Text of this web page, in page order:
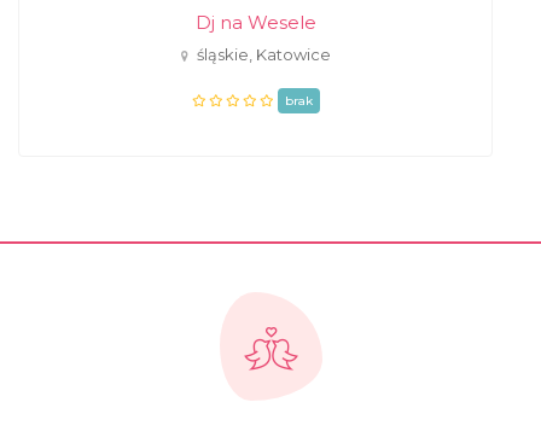
Dj na Wesele
śląskie, Katowice
brak